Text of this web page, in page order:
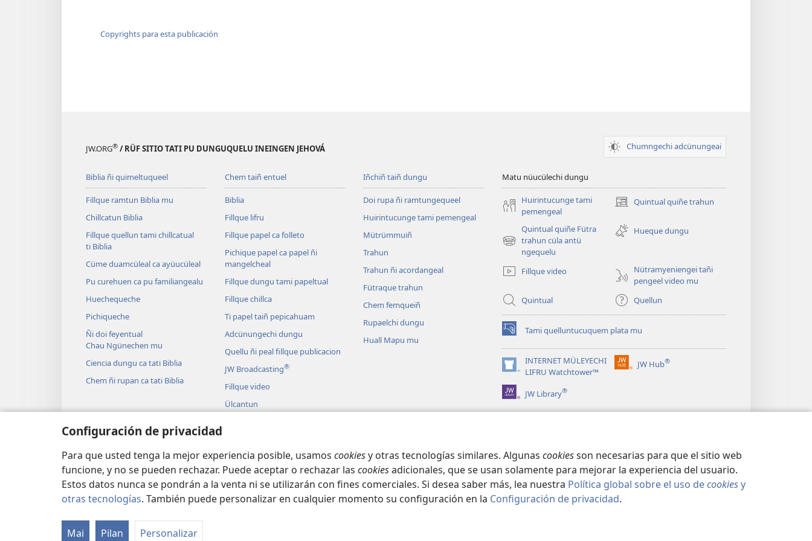
Configuración de privacidad
Para que usted tenga la mejor experiencia posible, usamos cookiesy otras tecnologías similares. Algunas cookiesson necesarias para que el sitio web
funcione, y no se pueden rechazar. Puede aceptar o rechazar las cookiesadicionales, que se usan solamente para mejorar la experiencia del usuario.
Estos datos nunca se pondrán a la venta ni se utilizarán con fines comerciales. Si desea saber más, lea nuestra Política global sobre el uso decookiesy
otras tecnologías. También puede personalizar en cualquier momento su configuración en la Configuración de privacidad.
Mai Pilan Personalizar
Copyrights para esta publicación
JW.ORG® / RÜF SITIO TATI PU DUNGUQUELU INEINGEN JEHOVÁ Chumngechi adcünungeai
Biblia ñi quimeltuqueel
Fillque ramtun Biblia mu
Chillcatun Biblia
Fillque quellun tami chillcatual
ti Biblia
Cüme duamcüleal ca ayüucüleal
Pu curehuen ca pu familiangealu
Huechequeche
Pichiqueche
Ñi doi feyentual
Chau Ngünechen mu
Ciencia dungu ca tati Biblia
Chem ñi rupan ca tati Biblia
Chem taiñ entuel
Biblia
Fillque lifru
Fillque papel ca folleto
Pichique papel ca papel ñi
mangelcheal
Fillque dungu tami papeltual
Fillque chillca
Ti papel taiñ pepicahuam
Adcünungechi dungu
Quellu ñi peal fillque publicacion
JW Broadcasting®
Fillque video
Ülcantun
Biblia meu
Iñchiñ taiñ dungu
Doi rupa ñi ramtungequeel
Huirintucunge tami pemengeal
Mütrümmuiñ
Trahun
Trahun ñi acordangeal
Fütraque trahun
Chem femqueiñ
Rupaelchi dungu
Huall Mapu mu
Matu nüucülechi dungu
Huirintucunge tami
pemengeal
Quintual quiñe trahun
(peafiel
hue
Quintual quiñe Fütra
trahun cüla antü
ngequelu
(peafiel
quiñe
hue
mu)
Hueque dungu
Fillque video
Nütramyeniengei tañi
pengeel video mu
Quintual
Quellun
Tami quelluntucuquem plata mu
(peafiel
quiñe
hue
pestaña
INTERNET MÜLEYECHI
LIFRU Watchtower™
(peafiel
quiñe
hue
JW Hub®
(peafiel
mu)
JW Library®
Copyright © 2026 Watch Tower Bible and Tract Society of Pennsylvania. CONDICIONES DE USO POLÍTICA DE PRIVACIDAD CONFIGURACIÓN DE PRIVACIDAD